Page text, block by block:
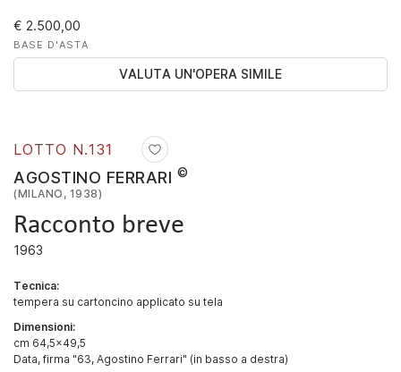
LOTTO N.131
AGOSTINO FERRARI ©
(MILANO, 1938)
Racconto breve
1963
Tecnica:
tempera su cartoncino applicato su tela
Dimensioni:
cm 64,5x49,5
Data, firma "63, Agostino Ferrari" (in basso a destra)
€ 2.500,00
BASE D'ASTA
VALUTA UN'OPERA SIMILE